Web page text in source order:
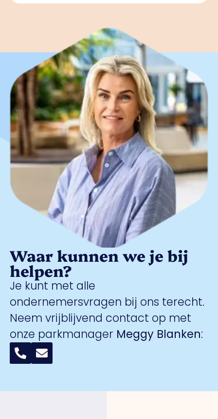
Waar kunnen we je bij
helpen?
Je kunt met alle
ondernemersvragen bij ons terecht.
Neem vrijblijvend contact op met
onze parkmanager Meggy Blanken: